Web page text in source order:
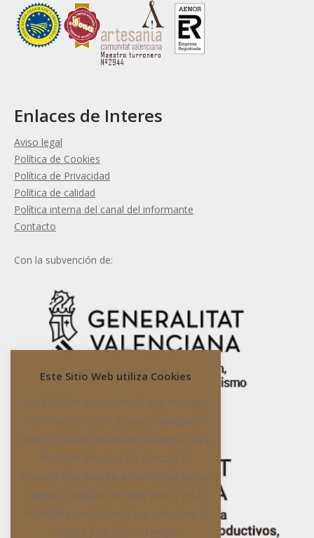
Enlaces de Interes
Aviso legal
Política de Cookies
Política de Privacidad
Política de calidad
Política interna del canal del informante
Contacto
Con la subvención de:
Este Sitio Web utiliza Cookies
Las Cookies son archivos que recogen
información sobre el uso y navegación
que el Usuario realiza en la Web y cuya
finalidad principal es conocer al
Usuario que accede, estadísticas de las
páginas visitadas del Sitio Web y otras
finalidades necesarias para mejorar la
calidad y ofrecer un mejor